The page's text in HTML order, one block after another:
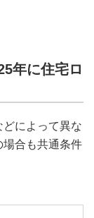
年に住宅ロ
によって異な
場合も共通条件